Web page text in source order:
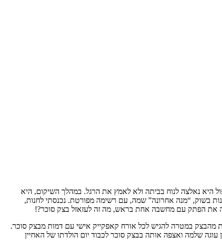
היא נאלצה לנוח בביתה ולא לאמץ את הרגל. במהלך השיקום, היא
בשוק, “מנה אחרונה” שמה, עם רשימה מפורטת. נכנסתי לחנות,
לה את הפתק עם מחשבה אחת בראש, מה זה לעזאזל בצק סוכר?!
מהבצק במטרה להגיש לכל אורח קאפקייק אישי עם דמות מבצק סוכר.
עוגה שלמה ואצפה אותה בבצק סוכר לכבוד יום הולדתו של האחיין